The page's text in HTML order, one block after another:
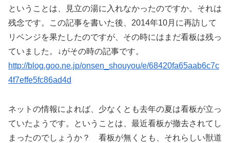
ということは、見立の湯に入れなかったのですか。それは
残念です。この記事を書いた後、2014年10月に再訪して
リベンジを果たしたのですが、その時にはまだ看板は残っ
ていました。↓がその時の記事です。
http://blog.goo.ne.jp/onsen_shouyou/e/68420fa65aab6c7c
4f7effe5fc86ad4d
ネットの情報によれば、少なくとも去年の夏は看板が立っ
ていたようです。ということは、最近看板が撤去されてし
まったのでしょうか？ 看板が無くとも、それらしい獣道